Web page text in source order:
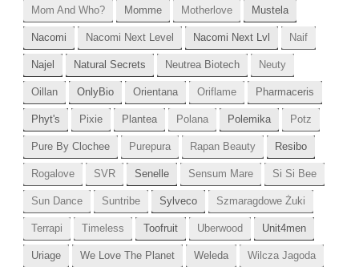
Mom And Who? Momme Motherlove Mustela
Nacomi Nacomi Next Level Nacomi Next Lvl Naif
Najel Natural Secrets Neutrea Biotech Neuty
Oillan OnlyBio Orientana Oriflame Pharmaceris
Phyt's Pixie Plantea Polana Polemika Potz
Pure By Clochee Purepura Rapan Beauty Resibo
Rogalove SVR Senelle Sensum Mare Si Si Bee
Sun Dance Suntribe Sylveco Szmaragdowe Żuki
Terrapi Timeless Toofruit Uberwood Unit4men
Uriage We Love The Planet Weleda Wilcza Jagoda